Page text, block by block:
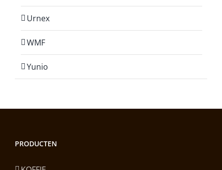
Urnex
WMF
Yunio
PRODUCTEN